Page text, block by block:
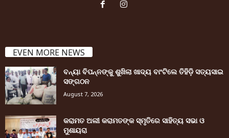
EVEN MORE NEWS
ବନ୍ୟା ବିପନ୍ନଙ୍କୁ ଶୁଖିଲା ଖାଦ୍ୟ ବାଂଟିଲେ ତିହିଡି଼ ସତ୍ୟସାଇ
ସଙ୍ଗଠନ
August 7, 2026
କରାମତ ଅଲୀ କରାମତଙ୍କ ସ୍ମୃତିରେ ସାହିତ୍ୟ ସଭା ଓ
ମୁଶାୟରା